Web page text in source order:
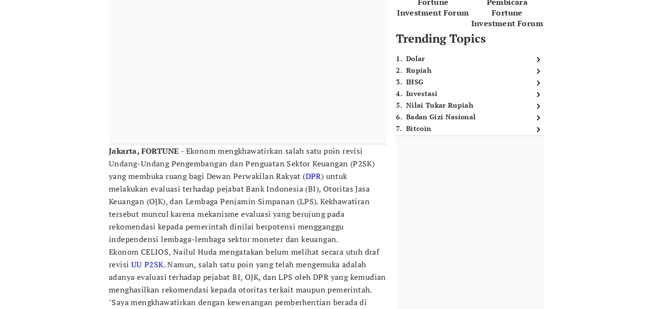
Jakarta, FORTUNE - Ekonom mengkhawatirkan salah satu poin revisi
Undang-Undang Pengembangan dan Penguatan Sektor Keuangan (P2SK)
yang membuka ruang bagi Dewan Perwakilan Rakyat (DPR) untuk
melakukan evaluasi terhadap pejabat Bank Indonesia (BI), Otoritas Jasa
Keuangan (OJK), dan Lembaga Penjamin Simpanan (LPS). Kekhawatiran
tersebut muncul karena mekanisme evaluasi yang berujung pada
rekomendasi kepada pemerintah dinilai berpotensi mengganggu
independensi lembaga-lembaga sektor moneter dan keuangan.
Ekonom CELIOS, Nailul Huda mengatakan belum melihat secara utuh draf
revisi UU P2SK. Namun, salah satu poin yang telah mengemuka adalah
adanya evaluasi terhadap pejabat BI, OJK, dan LPS oleh DPR yang kemudian
menghasilkan rekomendasi kepada otoritas terkait maupun pemerintah.
"Saya mengkhawatirkan dengan kewenangan pemberhentian berada di
Investment Forum
Fortune
Investment Forum
Trending Topics
1. Dolar
2. Rupiah
3. IHSG
4. Investasi
5. Nilai Tukar Rupiah
6. Badan Gizi Nasional
7. Bitcoin